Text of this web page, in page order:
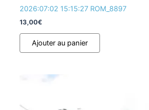
2026:07:02 15:15:27 ROM_8897
13,00€
Ajouter au panier